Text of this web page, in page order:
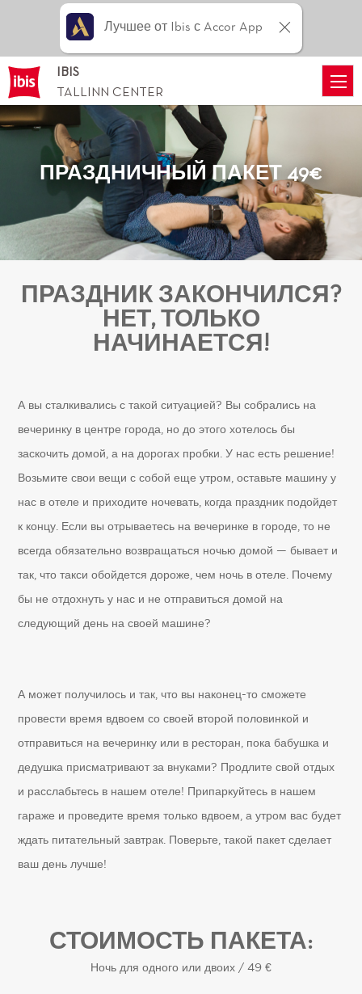
ПРАЗДНИЧНЫЙ ПАКЕТ 49€
ПРАЗДНИК ЗАКОНЧИЛСЯ?
НЕТ, ТОЛЬКО
НАЧИНАЕТСЯ!
А вы сталкивались с такой ситуацией? Вы собрались на
вечеринку в центре города, но до этого хотелось бы
заскочить домой, а на дорогах пробки. У нас есть решение!
Возьмите свои вещи с собой еще утром, оставьте машину у
нас в отеле и приходите ночевать, когда праздник подойдет
к концу. Если вы отрываетесь на вечеринке в городе, то не
всегда обязательно возвращаться ночью домой — бывает и
так, что такси обойдется дороже, чем ночь в отеле. Почему
бы не отдохнуть у нас и не отправиться домой на
следующий день на своей машине?
А может получилось и так, что вы наконец-то сможете
провести время вдвоем со своей второй половинкой и
отправиться на вечеринку или в ресторан, пока бабушка и
дедушка присматривают за внуками? Продлите свой отдых
и расслабьтесь в нашем отеле! Припаркуйтесь в нашем
гараже и проведите время только вдвоем, а утром вас будет
ждать питательный завтрак. Поверьте, такой пакет сделает
ваш день лучше!
СТОИМОСТЬ ПАКЕТА:
Ночь для одного или двоих / 49 €
IBIS
TALLINN CENTER
Лучшее от Ibis с Accor App